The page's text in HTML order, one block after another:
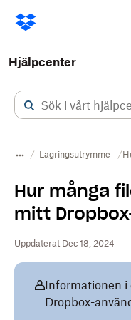
Hjälpcenter
Lagringsutrymme
Hur många
mitt
Uppdaterat Dec 18, 2024
Informationen i
Dropbox-